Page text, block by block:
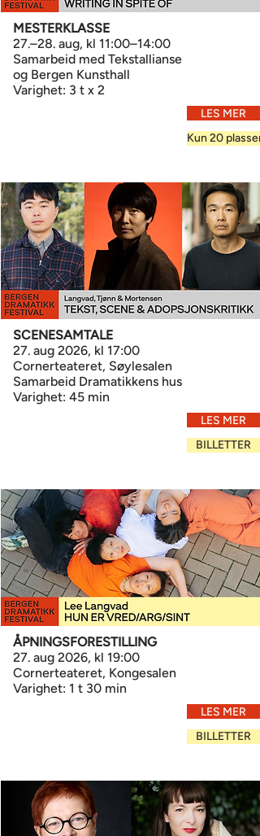
MESTERKLASSE
27.–28. aug, kl 11:00–14:00
Samarbeid med Tekstallianse
og Bergen Kunsthall
Varighet: 3 t x 2
LES MER
Kun 20 plasser
SCENESAMTALE
27. aug 2026, kl 17:00
Cornerteateret, Søylesalen
Samarbeid Dramatikkens hus
Varighet: 45 min
LES MER
BILLETTER
ÅPNINGSFORESTILLING
27. aug 2026, kl 19:00
Cornerteateret, Kongesalen
Varighet: 1 t 30 min
LES MER
BILLETTER